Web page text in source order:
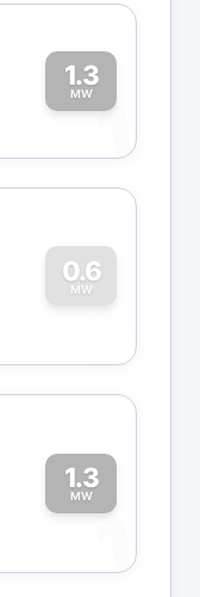
1.3
MW1
0.6
MW
0
1.3
MW
1